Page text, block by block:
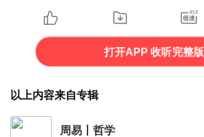
打开APP 收听完整版
以上内容来自专辑
周易丨哲学